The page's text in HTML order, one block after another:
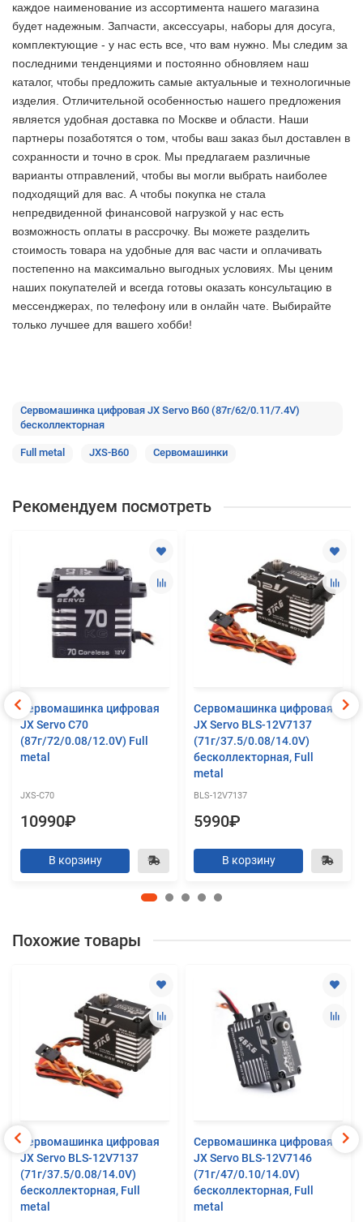
каждое наименование из ассортимента нашего магазина
будет надежным. Запчасти, аксессуары, наборы для досуга,
комплектующие - у нас есть все, что вам нужно. Мы следим за
последними тенденциями и постоянно обновляем наш
каталог, чтобы предложить самые актуальные и технологичные
изделия. Отличительной особенностью нашего предложения
является удобная доставка по Москве и области. Наши
партнеры позаботятся о том, чтобы ваш заказ был доставлен в
сохранности и точно в срок. Мы предлагаем различные
варианты отправлений, чтобы вы могли выбрать наиболее
подходящий для вас. А чтобы покупка не стала
непредвиденной финансовой нагрузкой у нас есть
возможность оплаты в рассрочку. Вы можете разделить
стоимость товара на удобные для вас части и оплачивать
постепенно на максимально выгодных условиях. Мы ценим
наших покупателей и всегда готовы оказать консультацию в
мессенджерах, по телефону или в онлайн чате. Выбирайте
только лучшее для вашего хобби!
Сервомашинка цифровая JX Servo B60 (87г/62/0.11/7.4V)
бесколлекторная
Full metal JXS-B60 Сервомашинки
Рекомендуем посмотреть
Сервомашинка цифровая
JX Servo C70
(87г/72/0.08/12.0V) Full
metal
JXS-C70
10990₽
В корзину
Сервомашинка цифровая
JX Servo BLS-12V7137
(71г/37.5/0.08/14.0V)
бесколлекторная, Full
metal
BLS-12V7137
5990₽
В корзину
Похожие товары
Сервомашинка цифровая
JX Servo BLS-12V7137
(71г/37.5/0.08/14.0V)
бесколлекторная, Full
metal
Сервомашинка цифровая
JX Servo BLS-12V7146
(71г/47/0.10/14.0V)
бесколлекторная, Full
metal